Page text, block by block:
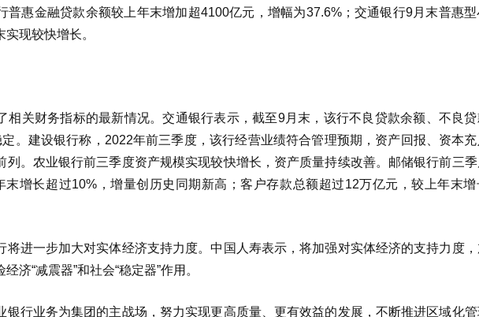
普惠金融贷款余额较上年末增加超4100亿元，增幅为37.6%；交通银行9月末普惠
现较快增长。
相关财务指标的最新情况。交通银行表示，截至9月末，该行不良贷款余额、不良
。建设银行称，2022年前三季度，该行经营业绩符合管理预期，资产回报、资本
列。农业银行前三季度资产规模实现较快增长，资产质量持续改善。邮储银行前三
增长超过10%，增量创历史同期新高；客户存款总额超过12万亿元，较上年末
将进一步加大对实体经济支持力度。中国人寿表示，将加强对实体经济的支持力度
济“减震器”和社会“稳定器”作用。
银行业务为集团的主战场，努力实现更高质量、更有效益的发展，不断推进区域化